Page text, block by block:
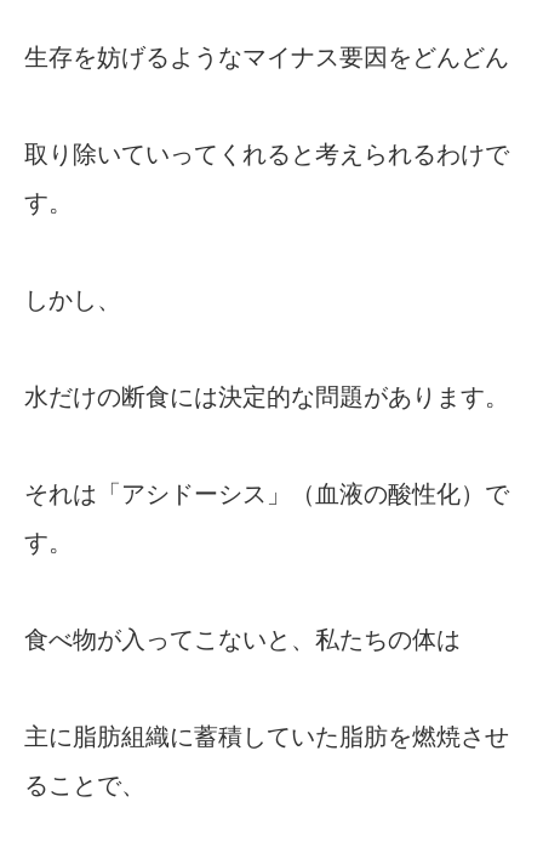
生存を妨げるようなマイナス要因をどんどん
取り除いていってくれると考えられるわけで
す。
しかし、
水だけの断食には決定的な問題があります。
それは「アシドーシス」（血液の酸性化）で
す。
食べ物が入ってこないと、私たちの体は
主に脂肪組織に蓄積していた脂肪を燃焼させ
ることで、